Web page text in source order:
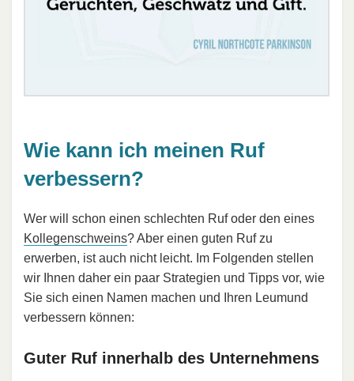
Wie kann ich meinen Ruf
verbessern?
Wer will schon einen schlechten Ruf oder den eines
Kollegenschweins? Aber einen guten Ruf zu
erwerben, ist auch nicht leicht. Im Folgenden stellen
wir Ihnen daher ein paar Strategien und Tipps vor, wie
Sie sich einen Namen machen und Ihren Leumund
verbessern können:
Guter Ruf innerhalb des Unternehmens